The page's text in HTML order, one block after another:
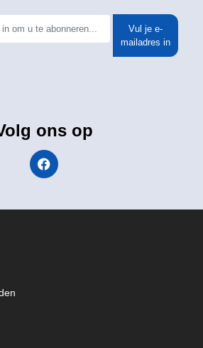
Vul je e-
mailadres in
ons op